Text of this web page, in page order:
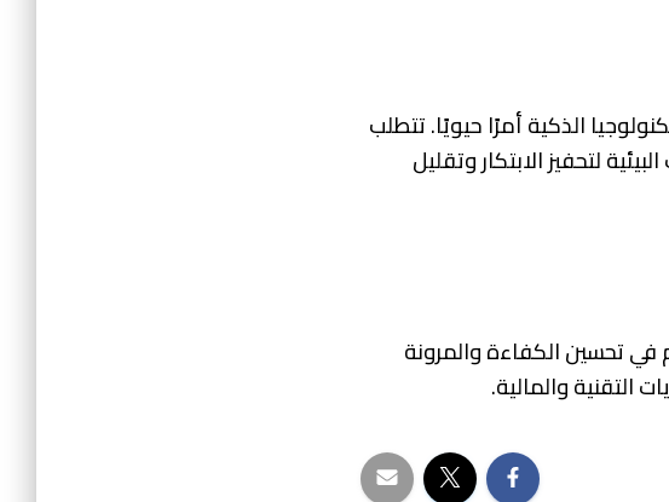
الذكية أمرًا حيويًا. تتطلب
لتحفيز الابتكار وتقليل
في تحسين الكفاءة والمرونة
التقنية والمالية.